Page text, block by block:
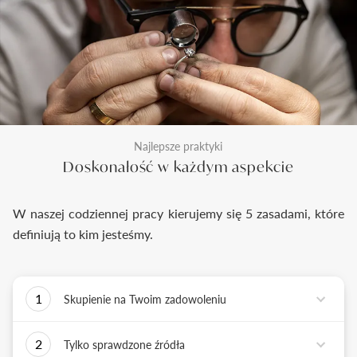
Najlepsze praktyki
Doskonałość w każdym aspekcie
W naszej codziennej pracy kierujemy się 5 zasadami, które
definiują to kim jesteśmy.
1
Skupienie na Twoim zadowoleniu
zadanie - dostarczyć Ci biżuterię i doświadczenie,
2
Tylko sprawdzone źródła